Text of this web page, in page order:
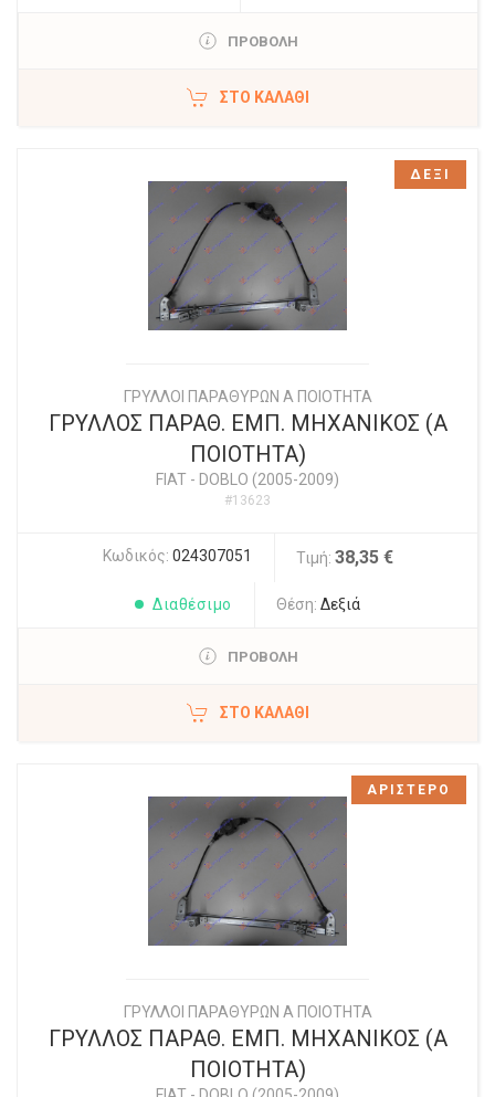
ΠΡΟΒΟΛΗ
ΣΤΟ ΚΑΛΆΘΙ
ΓΡΥΛΛΟΙ ΠΑΡΑΘΥΡΩΝ Α ΠΟΙΟΤΗΤΑ
ΓΡΥΛΛΟΣ ΠΑΡΑΘ. ΕΜΠ. ΜΗΧΑΝΙΚΟΣ (Α
ΠΟΙΟΤΗΤΑ)
FIAT - DOBLO (2005-2009)
#13623
Κωδικός: 024307051 Τιμή: 38,35 €
Διαθέσιμο Θέση: Δεξιά
ΠΡΟΒΟΛΗ
ΣΤΟ ΚΑΛΆΘΙ
ΔΕΞΙ
ΓΡΥΛΛΟΙ ΠΑΡΑΘΥΡΩΝ Α ΠΟΙΟΤΗΤΑ
ΓΡΥΛΛΟΣ ΠΑΡΑΘ. ΕΜΠ. ΜΗΧΑΝΙΚΟΣ (Α
ΠΟΙΟΤΗΤΑ)
ΑΡΙΣΤΕΡΟ